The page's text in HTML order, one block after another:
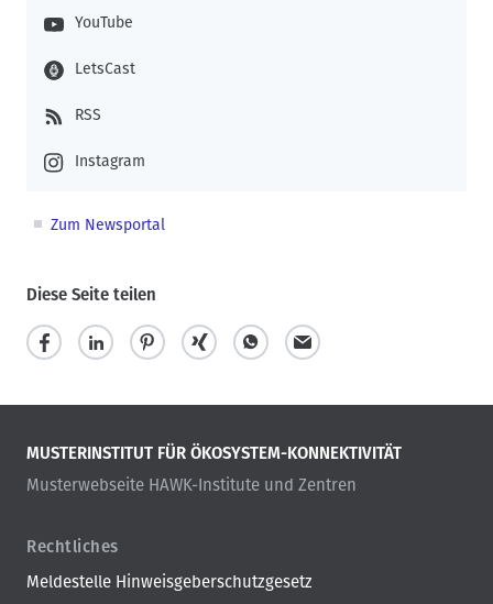
YouTube
LetsCast
RSS
Instagram
Zum Newsportal
Diese Seite teilen
MUSTERINSTITUT FÜR ÖKOSYSTEM-KONNEKTIVITÄT
Musterwebseite HAWK-Institute und Zentren
Rechtliches
Meldestelle Hinweisgeberschutzgesetz